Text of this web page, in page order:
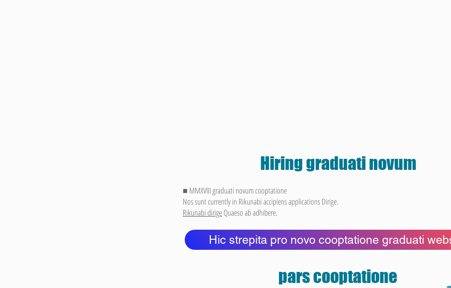
Hiring graduati novum
■ MMXVIII graduati novum cooptatione
Nos sunt currently in Rikunabi accipiens applications Dirige.
Rikunabi dirigeQuaeso ab adhibere.
Hic strepita pro novo cooptatione graduati
pars cooptatione